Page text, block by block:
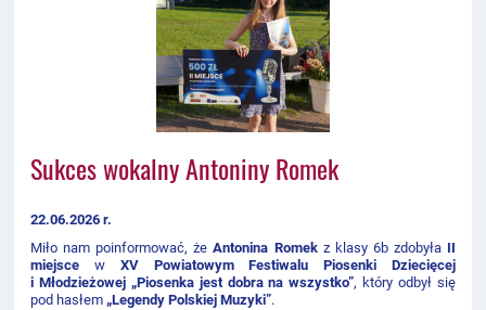
Sukces wokalny Antoniny Romek
22.06.2026 r.
Miło nam poinformować, żeAntonina Romek z klasy 6b zdobyła II
miejsce w XV Powiatowym Festiwalu Piosenki Dziecięcej
i Młodzieżowej „Piosenka jest dobra na wszystko”, który odbył się
pod hasłem „Legendy Polskiej Muzyki”.